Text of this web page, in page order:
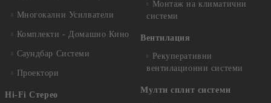
Многокални Усилватели
Комплекти - Домашно Кино
Саундбар Системи
Проектори
Hi-Fi Стерео
Монтаж на климатични
системи
Вентилация
Рекуперативни
вентилационни системи
Мулти сплит системи